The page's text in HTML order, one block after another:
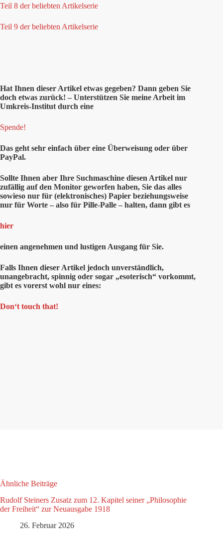
Teil 8 der beliebten Artikelserie
Teil 9 der beliebten Artikelserie
Hat Ihnen dieser Artikel etwas gegeben? Dann geben Sie
doch etwas zurück! – Unterstützen Sie meine Arbeit im
Umkreis-Institut durch eine
Spende!
Das geht sehr einfach über eine Überweisung oder über
PayPal.
Sollte Ihnen aber Ihre Suchmaschine diesen Artikel nur
zufällig auf den Monitor geworfen haben, Sie das alles
sowieso nur für (elektronisches) Papier beziehungsweise
nur für Worte – also für Pille-Palle – halten, dann gibt es
hier
einen angenehmen und lustigen Ausgang für Sie.
Falls Ihnen dieser Artikel jedoch unverständlich,
unangebracht, spinnig oder sogar „esoterisch“ vorkommt,
gibt es vorerst wohl nur eines:
Don‘t touch that!
Ähnliche Beiträge
Rudolf Steiners Zusatz zum 12. Kapitel seiner „Philosophie
der Freiheit“ zur Neuausgabe 1918
26. Februar 2026